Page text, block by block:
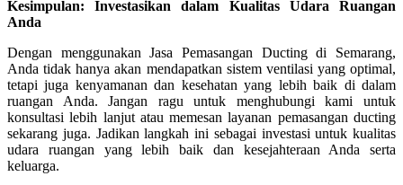
Kesimpulan: Investasikan dalam Kualitas Udara Ruangan
Anda
Dengan menggunakan Jasa Pemasangan Ducting di Semarang,
Anda tidak hanya akan mendapatkan sistem ventilasi yang optimal,
tetapi juga kenyamanan dan kesehatan yang lebih baik di dalam
ruangan Anda. Jangan ragu untuk menghubungi kami untuk
konsultasi lebih lanjut atau memesan layanan pemasangan ducting
sekarang juga. Jadikan langkah ini sebagai investasi untuk kualitas
udara ruangan yang lebih baik dan kesejahteraan Anda serta
keluarga.